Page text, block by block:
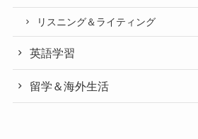
リスニング＆ライティング
英語学習
留学＆海外生活